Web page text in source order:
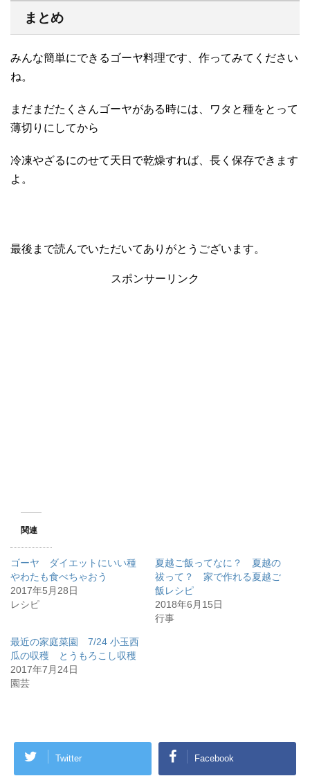
まとめ
みんな簡単にできるゴーヤ料理です、作ってみてください
ね。
まだまだたくさんゴーヤがある時には、ワタと種をとって
薄切りにしてから
冷凍やざるにのせて天日で乾燥すれば、長く保存できます
よ。
最後まで読んでいただいてありがとうございます。
スポンサーリンク
関連
ゴーヤ ダイエットにいい種
やわたも食べちゃおう
2017年5月28日
レシピ
夏越ご飯ってなに？ 夏越の
祓って？ 家で作れる夏越ご
飯レシピ
2018年6月15日
行事
最近の家庭菜園 7/24 小玉西
瓜の収穫 とうもろこし収穫
2017年7月24日
園芸
Twitter Facebook